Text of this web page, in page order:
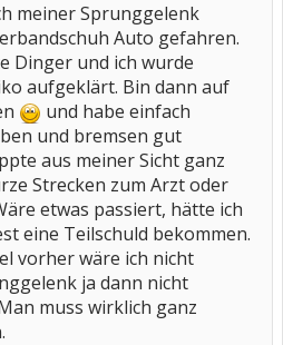
meiner Sprunggelenk
Auto gefahren.
Dinger und ich wurde
aufgeklärt. Bin dann auf
und habe einfach
und bremsen gut
aus meiner Sicht ganz
Strecken zum Arzt oder
etwas passiert, hätte ich
eine Teilschuld bekommen.
vorher wäre ich nicht
ja dann nicht
muss wirklich ganz